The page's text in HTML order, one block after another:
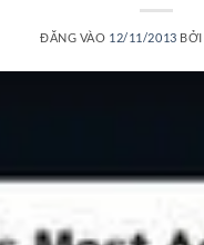
ĐĂNG VÀO 12/11/2013 BỞI